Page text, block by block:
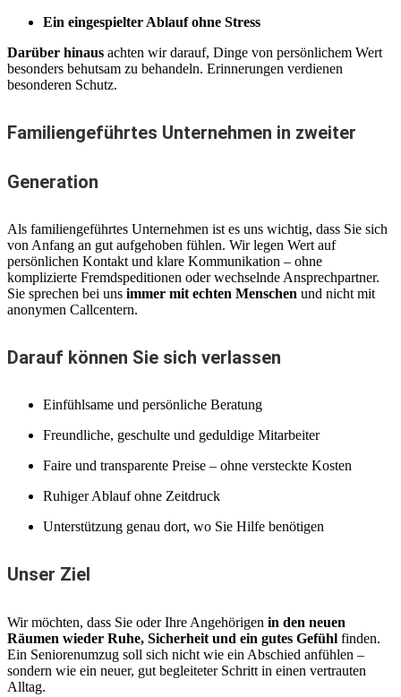
Ein eingespielter Ablauf ohne Stress
Darüber hinaus achten wir darauf, Dinge von persönlichem Wert
besonders behutsam zu behandeln. Erinnerungen verdienen
besonderen Schutz.
Familiengeführtes Unternehmen in zweiter
Generation
Als familiengeführtes Unternehmen ist es uns wichtig, dass Sie sich
von Anfang an gut aufgehoben fühlen. Wir legen Wert auf
persönlichen Kontakt und klare Kommunikation – ohne
komplizierte Fremdspeditionen oder wechselnde Ansprechpartner.
Sie sprechen bei uns immer mit echten Menschen und nicht mit
anonymen Callcentern.
Darauf können Sie sich verlassen
Einfühlsame und persönliche Beratung
Freundliche, geschulte und geduldige Mitarbeiter
Faire und transparente Preise – ohne versteckte Kosten
Ruhiger Ablauf ohne Zeitdruck
Unterstützung genau dort, wo Sie Hilfe benötigen
Unser Ziel
Wir möchten, dass Sie oder Ihre Angehörigen in den neuen
Räumen wieder Ruhe, Sicherheit und ein gutes Gefühl finden.
Ein Seniorenumzug soll sich nicht wie ein Abschied anfühlen –
sondern wie ein neuer, gut begleiteter Schritt in einen vertrauten
Alltag.